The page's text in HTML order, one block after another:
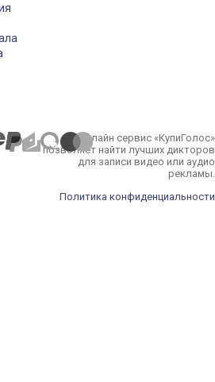
Онлайн сервис «КупиГолос»
позволяет найти лучших дикторов
для записи видео или аудио
рекламы.
Политика конфиденциальности